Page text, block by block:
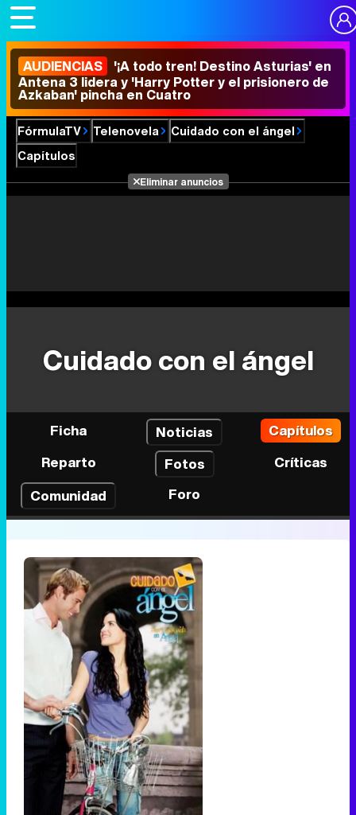
AUDIENCIAS '¡A todo tren! Destino Asturias' en
Antena 3 lidera y 'Harry Potter y el prisionero de
Azkaban' pincha en Cuatro
FórmulaTV Telenovela
Cuidado con el ángel
Capítulos
Eliminar anuncios
Cuidado con el ángel
Ficha Noticias
Capítulos
Reparto
Fotos
Críticas
Comunidad
Foro